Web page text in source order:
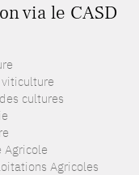
via le CASD
cultures
Agricole
Agricoles